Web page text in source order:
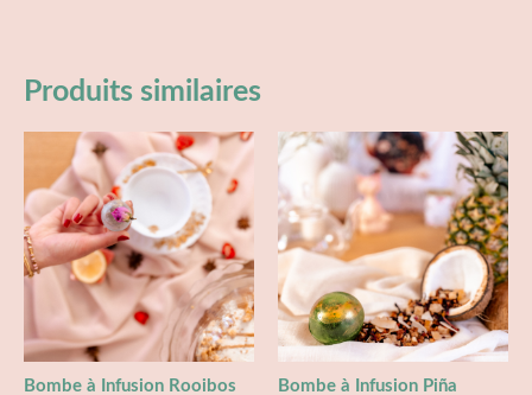
Produits similaires
Bombe à Infusion Rooibos
Bombe à Infusion Piña